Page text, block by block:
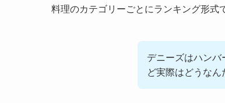
料理のカテゴリーごとにランキング形式
デニーズはハン
ど実際はどうなん